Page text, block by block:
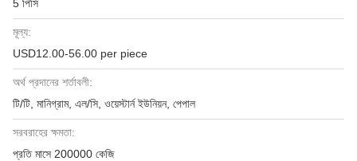
5 পিসি
মূল্য:
USD12.00-56.00 per piece
অর্থ প্রদানের শর্তাবলী:
টি/টি, মানিগ্রাম, এল/সি, ওয়েস্টার্ন ইউনিয়ন, পেপাল
সরবরাহের ক্ষমতা:
প্রতি মাসে 200000 কেজি